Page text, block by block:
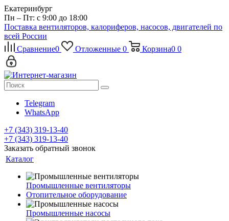
Екатеринбург
Пн – Пт: с 9:00 до 18:00
Поставка вентиляторов, калориферов, насосов, двигателей по
всей России
Сравнение0 Отложенные 0 Корзина0 0
Telegram
WhatsApp
+7 (343) 319-13-40
+7 (343) 319-13-40
Заказать обратный звонок
Каталог
Промышленные вентиляторы
Отопительное оборудование
Промышленные насосы